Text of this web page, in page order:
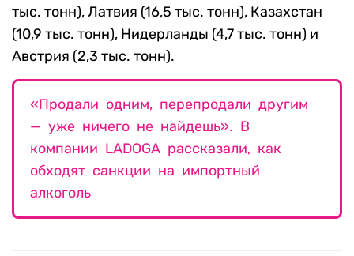
тыс. тонн), Латвия (16,5 тыс. тонн), Казахстан
(10,9 тыс. тонн), Нидерланды (4,7 тыс. тонн) и
Австрия (2,3 тыс. тонн).
«Продали одним, перепродали другим
— уже ничего не найдешь». В
компании LADOGA рассказали, как
обходят санкции на импортный
алкоголь